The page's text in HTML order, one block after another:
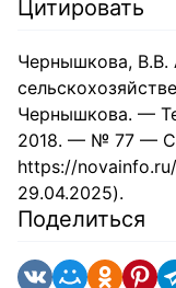
Цитировать
Чернышкова, В.В.
Чернышкова. —
2018. — № 77 —
https://
29.04.2025).
Поделиться